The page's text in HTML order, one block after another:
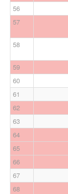
56
57
58
59
60
61
62
63
64
65
66
67
68